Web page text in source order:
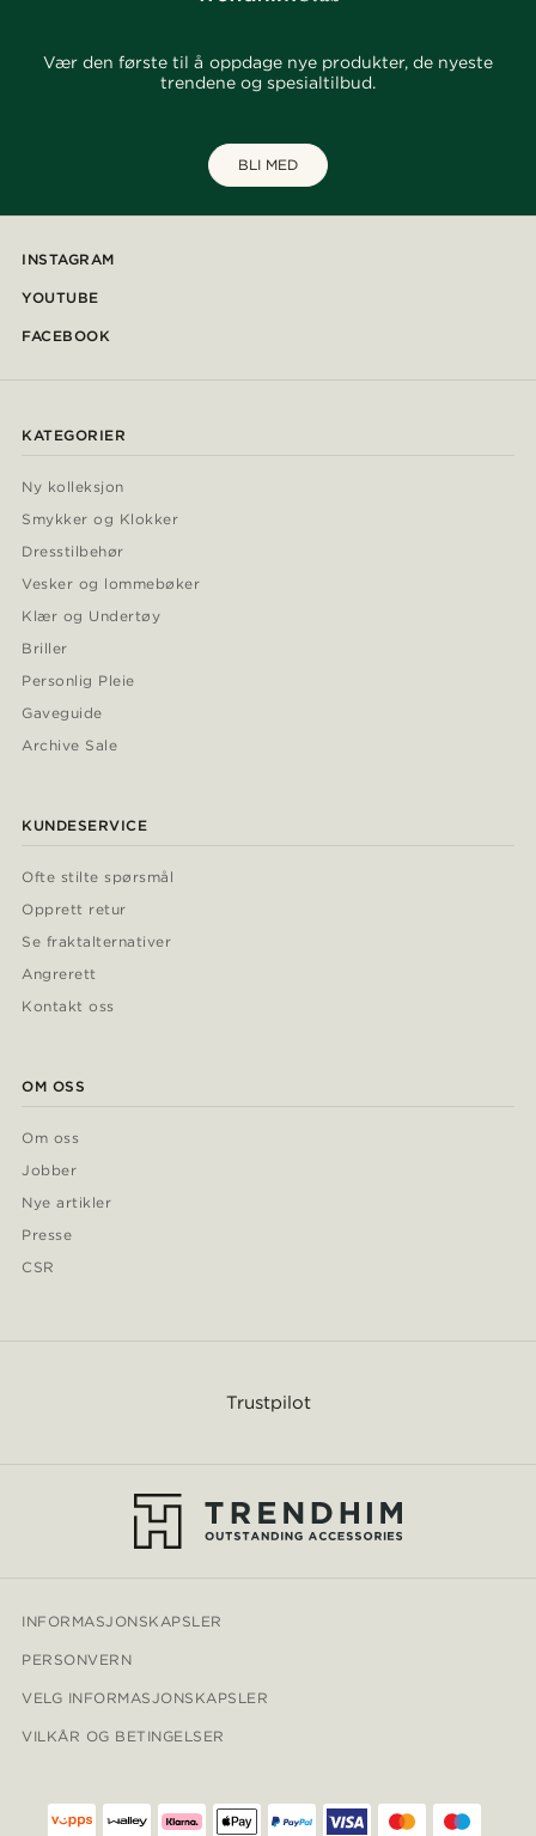
Vær den første til å oppdage nye produkter, de nyeste
trendene og spesialtilbud.
BLI MED
INSTAGRAM
YOUTUBE
FACEBOOK
KATEGORIER
Ny kolleksjon
Smykker og Klokker
Dresstilbehør
Vesker og lommebøker
Klær og Undertøy
Briller
Personlig Pleie
Gaveguide
Archive Sale
KUNDESERVICE
Ofte stilte spørsmål
Opprett retur
Se fraktalternativer
Angrerett
Kontakt oss
OM OSS
Om oss
Jobber
Nye artikler
Presse
CSR
Trustpilot
INFORMASJONSKAPSLER
PERSONVERN
VELG INFORMASJONSKAPSLER
VILKÅR OG BETINGELSER